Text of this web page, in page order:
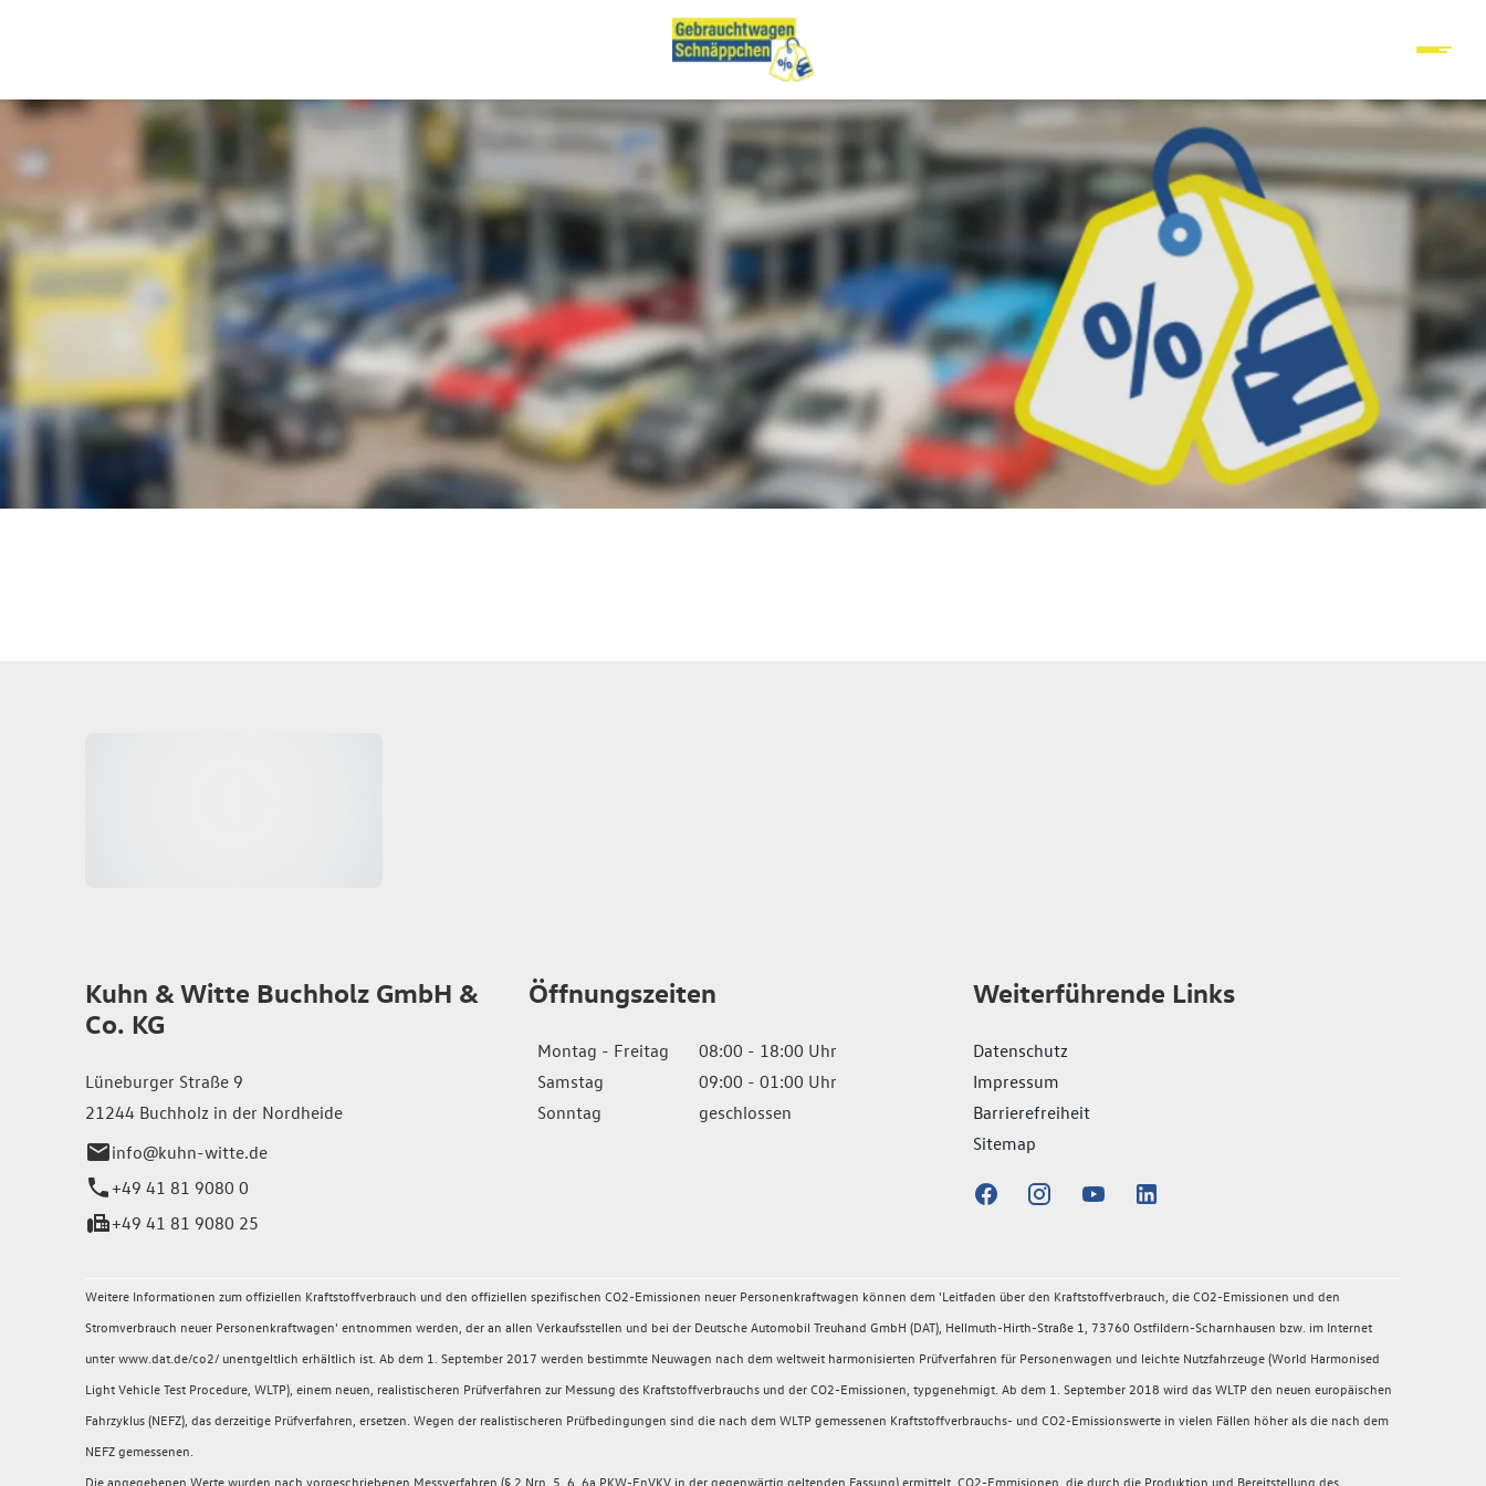
Kuhn & Witte Buchholz GmbH &
Co. KG
Lüneburger Straße 9
21244 Buchholz in der Nordheide
info@kuhn-witte.de
+49 41 81 9080 0
+49 41 81 9080 25
Öffnungszeiten
Montag - Freitag
08:00 - 18:00 Uhr
Samstag
09:00 - 01:00 Uhr
Sonntag
geschlossen
Weiterführende Links
Datenschutz
Impressum
Barrierefreiheit
Sitemap
Weitere Informationen zum offiziellen Kraftstoffverbrauch und den offiziellen spezifischen CO2-Emissionen neuer Personenkraftwagen können dem 'Leitfaden über den Kraftstoffverbrauch, die CO2-Emissionen und den
Stromverbrauch neuer Personenkraftwagen' entnommen werden, der an allen Verkaufsstellen und bei der Deutsche Automobil Treuhand GmbH (DAT), Hellmuth-Hirth-Straße 1, 73760 Ostfildern-Scharnhausen bzw. im Internet
unter www.dat.de/co2/ unentgeltlich erhältlich ist. Ab dem 1. September 2017 werden bestimmte Neuwagen nach dem weltweit harmonisierten Prüfverfahren für Personenwagen und leichte Nutzfahrzeuge (World Harmonised
Light Vehicle Test Procedure, WLTP), einem neuen, realistischeren Prüfverfahren zur Messung des Kraftstoffverbrauchs und der CO2-Emissionen, typgenehmigt. Ab dem 1. September 2018 wird das WLTP den neuen europäischen
Fahrzyklus (NEFZ), das derzeitige Prüfverfahren, ersetzen. Wegen der realistischeren Prüfbedingungen sind die nach dem WLTP gemessenen Kraftstoffverbrauchs- und CO2-Emissionswerte in vielen Fällen höher als die nach dem
NEFZ gemessenen.
Die angegebenen Werte wurden nach vorgeschriebenen Messverfahren (§ 2 Nrn. 5, 6, 6a PKW-EnVKV in der gegenwärtig geltenden Fassung) ermittelt. CO2-Emmisionen, die durch die Produktion und Bereitstellung des